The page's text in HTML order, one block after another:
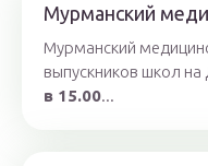
Мурманский
Мурманский
выпускников школ
в 15.00...